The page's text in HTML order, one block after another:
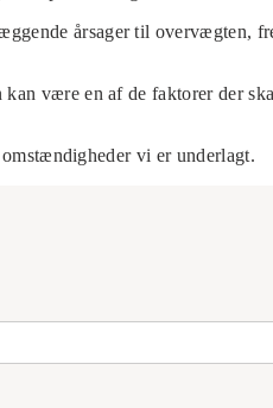
årsager til overvægten,
være en af de faktorer der
vi er underlagt.